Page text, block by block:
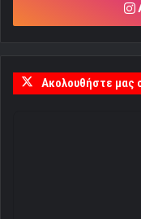
Ακολουθήστε μας